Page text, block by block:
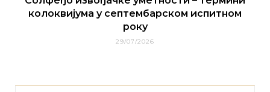
колоквијума у септембарском испитном
року
29/07/2026